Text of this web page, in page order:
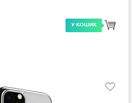
У КОШИК